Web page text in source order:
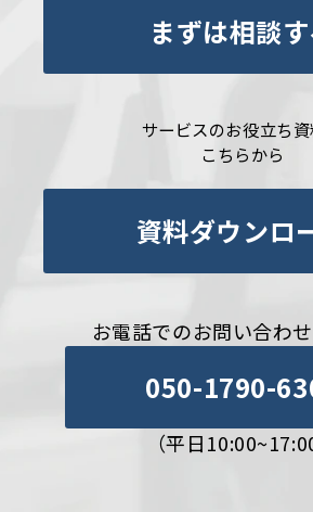
まずは相談
サービスのお役立ち
こちらから
資料ダウンロ
お電話でのお問い合わ
050-1790-
（平日